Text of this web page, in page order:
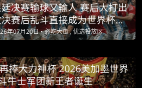
决赛输球又输人 赛后大打出
赛后乱斗直接成为世界杯最
大黑点
年07月20日 •必吃大瓜 , 优选投放区
捧大力神杯 2026美加墨世界
牛士军团新王者诞生